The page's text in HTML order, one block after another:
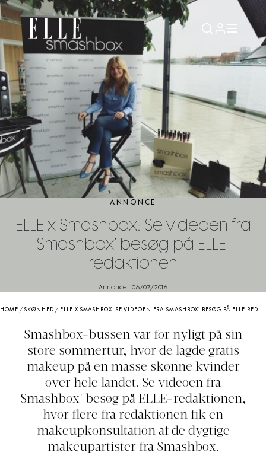
ANNONCE
ELLE x Smashbox: Se videoen fra
Smashbox’ besøg på ELLE-
redaktionen
Annonce- 06/07/2016
HOME /SKØNHED / ELLE X SMASHBOX: SE VIDEOEN FRA SMASHBOX’ BESØG PÅ ELLE-REDAKTIONEN
Smashbox-bussen var for nyligt på sin
store sommertur, hvor de lagde gratis
makeup på en masse skønne kvinder
over hele landet. Se videoen fra
Smashbox' besøg på ELLE-redaktionen,
hvor flere fra redaktionen fik en
makeupkonsultation af de dygtige
makeupartister fra Smashbox.